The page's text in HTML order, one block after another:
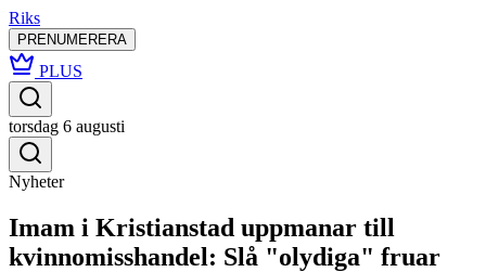
Riks
PRENUMERERA
PLUS
torsdag 6 augusti
Nyheter
Imam i Kristianstad uppmanar till
kvinnomisshandel: Slå "olydiga" fruar